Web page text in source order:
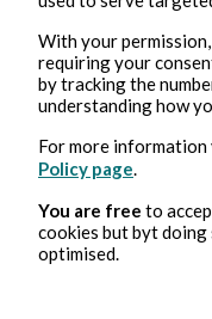
Feb 25, 20254 min read
Echo - Mini-série
Stéphane
With your
requiring your
by tracking the
understanding how
For more information
Policy page
You are free to
cookies but byt
optimised.